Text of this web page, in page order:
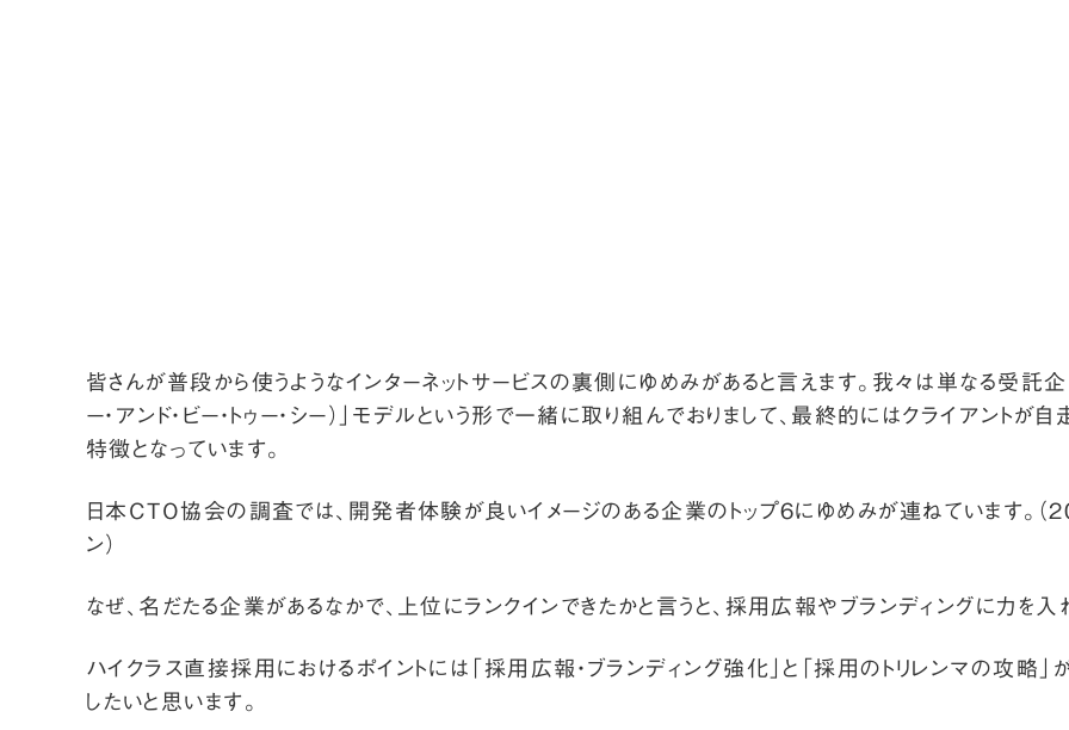
皆さんが普段から使うようなインターネットサービスの裏側にゆめみがあると言えます。我々は単なる受託
ー・アンド・ビー・トゥー・シー）」モデルという形で一緒に取り組んでおりまして、最終的にはクライアント
特徴となっています。
日本CTO協会の調査では、開発者体験が良いイメージのある企業のトップ6にゆめみが連ねています。（
ン）
なぜ、名だたる企業があるなかで、上位にランクインできたかと言うと、採用広報やブランディングに力を入
ハイクラス直接採用におけるポイントには「採用広報・ブランディング強化」と「採用のトリレンマの攻略
したいと思います。